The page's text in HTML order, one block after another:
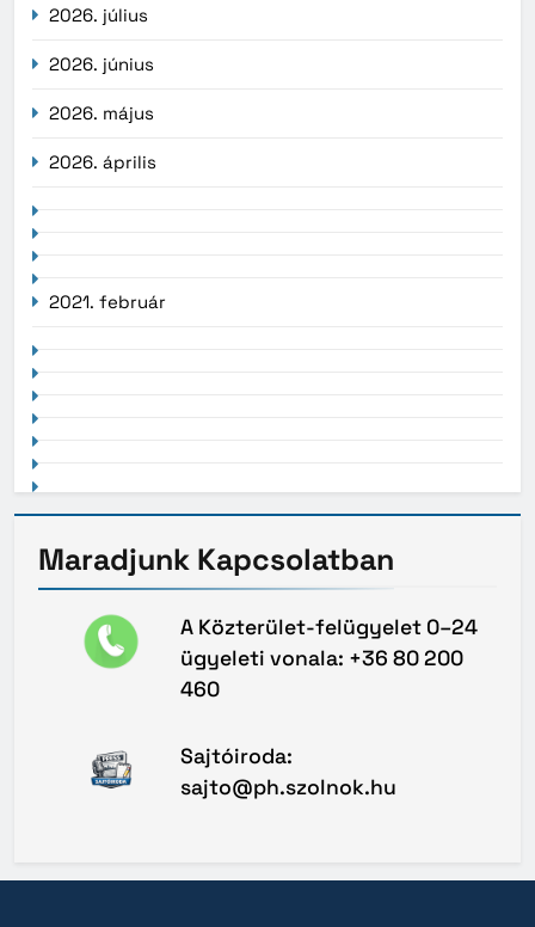
2026. július
2026. június
2026. május
2026. április
2021. február
Maradjunk Kapcsolatban
A Közterület-felügyelet 0–24
ügyeleti vonala: +36 80 200
460
Sajtóiroda:
sajto@ph.szolnok.hu